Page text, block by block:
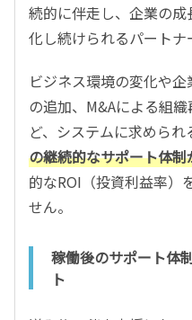
続的に伴走し、企業の
化し続けられるパートナ
ビジネス環境の変化や
の追加、M&Aによる組
ど、システムに求められ
の継続的なサポート体
的なROI（投資利益率）
せん。
稼働後のサポート体
ト